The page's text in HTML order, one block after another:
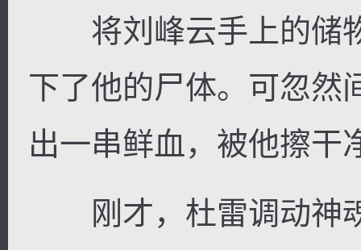
将刘峰云手上的储
下了他的尸体。可忽然
出一串鲜血，被他擦干
刚才，杜雷调动神